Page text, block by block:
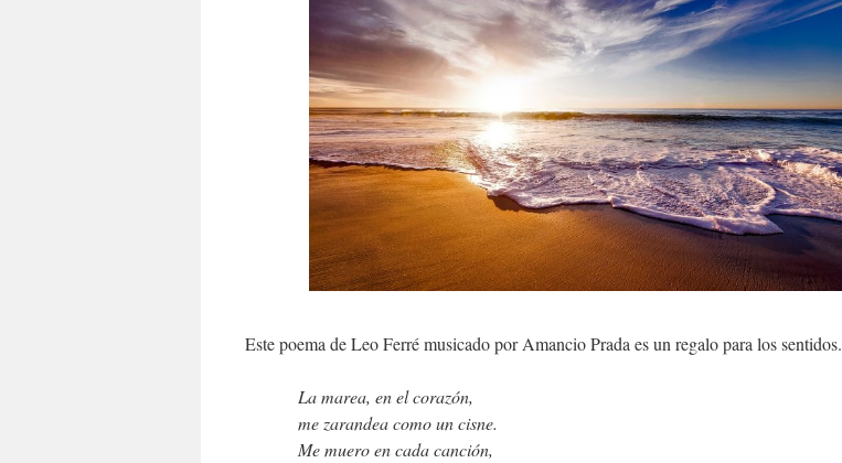
Este poema de Leo Ferré musicado por Amancio Prada es un regalo para los sentidos.
La marea, en el corazón,
me zarandea como un cisne.
Me muero en cada canción,